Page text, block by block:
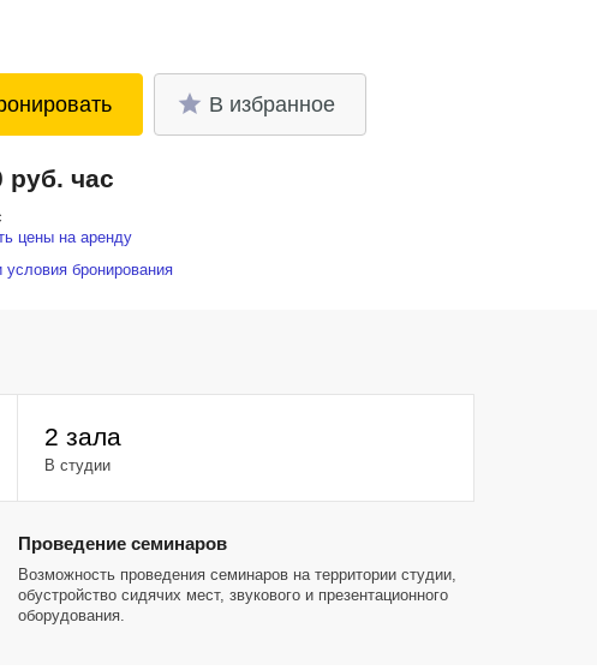
В избранное
руб. час
цены на аренду
условия бронирования
2 зала
В студии
Проведение семинаров
Возможность проведения семинаров на территории студии,
обустройство сидячих мест, звукового и презентационного
оборудования.